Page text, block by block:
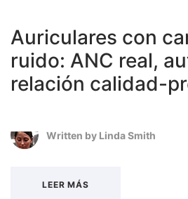
Auriculares con
ruido: ANC real,
relación calidad-
Written by Linda Smith
LEER MÁS